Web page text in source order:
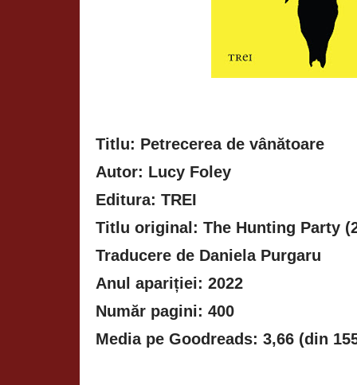
Titlu: Petrecerea de vânătoare
Autor: Lucy Foley
Editura: TREI
Titlu original: The Hunting Party
Traducere de Daniela Purgaru
Anul apariției: 2022
Număr pagini: 400
Media pe Goodreads: 3,66 (din